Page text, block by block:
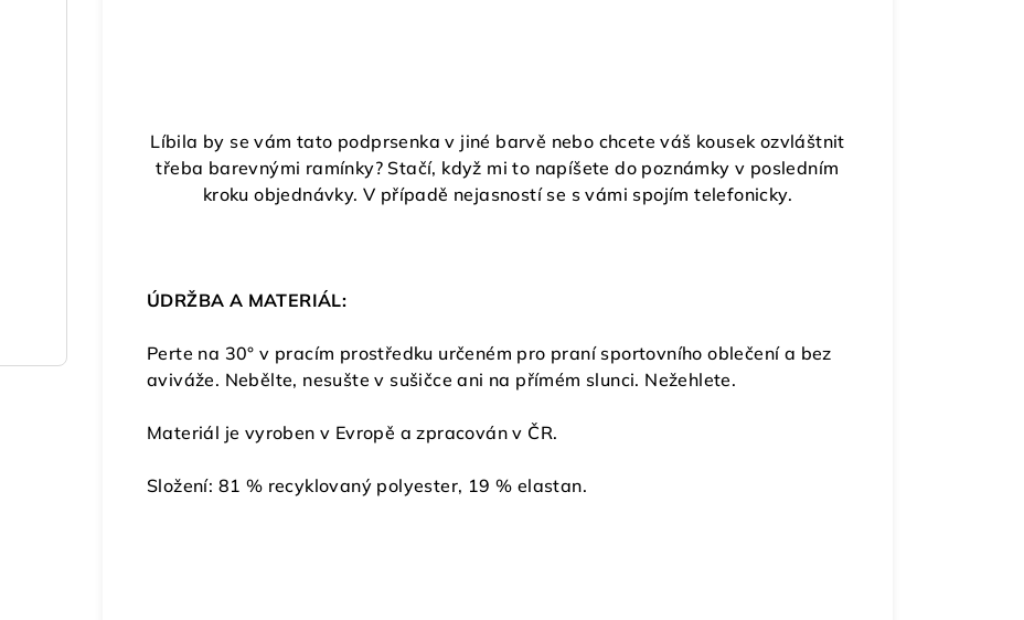
Líbila by se vám tato podprsenka v jiné barvě nebo chcete váš kousek ozvláštnit
třeba barevnými ramínky? Stačí, když mi to napíšete do poznámky v posledním
kroku objednávky. V případě nejasností se s vámi spojím telefonicky.
ÚDRŽBA A MATERIÁL:
Perte na 30° v pracím prostředku určeném pro praní sportovního oblečení a bez
aviváže. Nebělte, nesušte v sušičce ani na přímém slunci. Nežehlete.
Materiál je vyroben v Evropě a zpracován v ČR.
Složení: 81 % recyklovaný polyester, 19 % elastan.